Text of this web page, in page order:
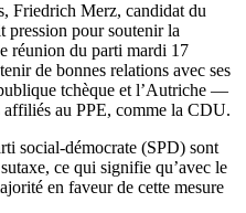
Friedrich Merz, candidat du
pression pour soutenir la
réunion du parti mardi 17
de bonnes relations avec ses
tchèque et l’Autriche —
affiliés au PPE, comme la CDU.
social-démocrate (SPD) sont
ce qui signifie qu’avec le
en faveur de cette mesure